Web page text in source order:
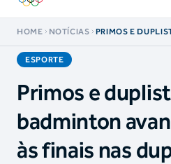
HOME NOTÍCIAS
PRIMOS E
ESPORTE
Primos e
badminton
às finais nas